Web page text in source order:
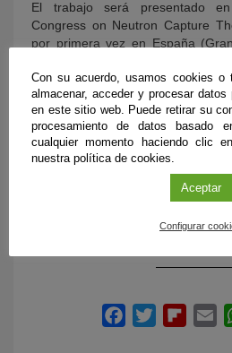
El trabajo será presentado
Congress on Neutron Capture
por primera vez en España
Este dispositivo es fundamental
que la cátedra desarrolla junto
Ruiz y su grupo del departamento
Molecular III e Inmunología, y
Virgen de las Nieves de Granada
José Manuel Llamas), y que
construcción en Granada de una
y la producción de radioisótopos
Con su acuerdo, usamos cookies o
almacenar, acceder y procesar
en este sitio web. Puede retirar su
procesamiento de datos basado
cualquier momento haciendo clic
nuestra política de cookies.
Aceptar
Configurar